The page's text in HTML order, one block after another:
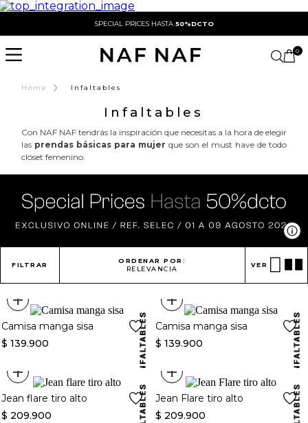
SPECIAL PRICES HASTA 50%DCTO
0
Home › Infaltables
Infaltables
Con NAF NAF tendrás la inspiración que necesitas a la hora de elegir
las prendas básicas para mujer que son el must have de todo
clóset femenino.
FILTRAR
ORDENAR POR:
RELEVANCIA
VER
+
Camisa manga sisa
$ 139.900
+
Camisa manga sisa
$ 139.900
+
Jean flare tiro alto
$ 209.900
+
Jean Flare tiro alto
$ 209.900